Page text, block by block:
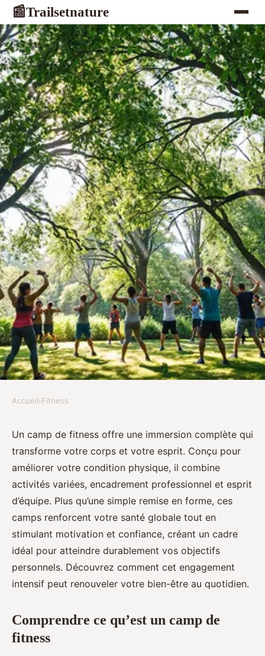
📰Trailsetnature
Découvrez les bienfaits d'un
camp de fitness pour votre santé
Paul•2 juin 2025•8 min de lecture
Accueil›Fitness
Un camp de fitness offre une immersion complète qui
transforme votre corps et votre esprit. Conçu pour
améliorer votre condition physique, il combine
activités variées, encadrement professionnel et esprit
d’équipe. Plus qu’une simple remise en forme, ces
camps renforcent votre santé globale tout en
stimulant motivation et confiance, créant un cadre
idéal pour atteindre durablement vos objectifs
personnels. Découvrez comment cet engagement
intensif peut renouveler votre bien-être au quotidien.
Comprendre ce qu’est un camp de
fitness